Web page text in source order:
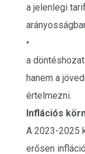
a jelenlegi
•
a
hanem a
értelmezni.
Inflációs
A 2023-2025
erősen